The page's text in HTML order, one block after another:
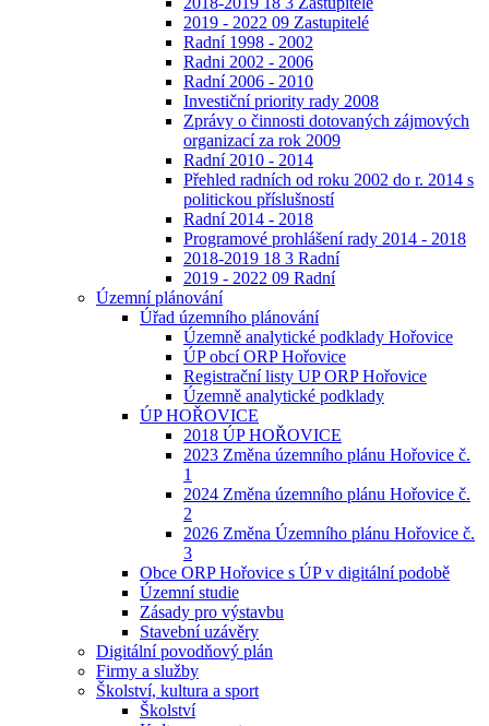
2019 - 2022 09 Zastupitelé
Radní 1998 - 2002
Radni 2002 - 2006
Radní 2006 - 2010
Investiční priority rady 2008
Zprávy o činnosti dotovaných zájmových
organizací za rok 2009
Radní 2010 - 2014
Přehled radních od roku 2002 do r. 2014 s
politickou příslušností
Radní 2014 - 2018
Programové prohlášení rady 2014 - 2018
2018-2019 18 3 Radní
2019 - 2022 09 Radní
Územní plánování
Úřad územního plánování
Územně analytické podklady Hořovice
ÚP obcí ORP Hořovice
Registrační listy UP ORP Hořovice
Územně analytické podklady
ÚP HOŘOVICE
2018 ÚP HOŘOVICE
2023 Změna územního plánu Hořovice č.
1
2024 Změna územního plánu Hořovice č.
2
2026 Změna Územního plánu Hořovice č.
3
Obce ORP Hořovice s ÚP v digitální podobě
Územní studie
Zásady pro výstavbu
Stavební uzávěry
Digitální povodňový plán
Firmy a služby
Školství, kultura a sport
Školství